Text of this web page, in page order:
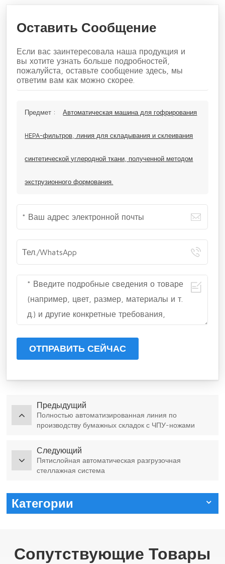
Оставить Сообщение
Если вас заинтересовала наша продукция и
вы хотите узнать больше подробностей,
пожалуйста, оставьте сообщение здесь, мы
ответим вам как можно скорее.
Предмет : Автоматическая машина для гофрирования
HEPA-фильтров, линия для складывания и склеивания
синтетической углеродной ткани, полученной методом
экструзионного формования.
ОТПРАВИТЬ СЕЙЧАС
Предыдущий
Полностью автоматизированная линия по
производству бумажных складок с ЧПУ-ножами
Следующий
Пятислойная автоматическая разгрузочная
стеллажная система
Категории
Сопутствующие Товары